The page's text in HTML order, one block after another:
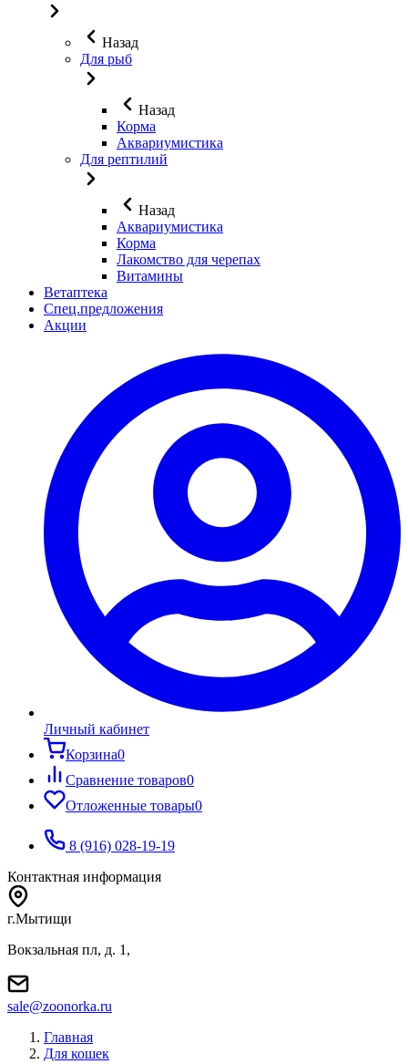
Назад
Для рыб
Назад
Корма
Аквариумистика
Для рептилий
Назад
Аквариумистика
Корма
Лакомство для черепах
Витамины
Ветаптека
Спец.предложения
Акции
Личный кабинет
Корзина0
Сравнение товаров0
Отложенные товары0
8 (916) 028-19-19
Контактная информация
г.Мытищи
Вокзальная пл, д. 1,
sale@zoonorka.ru
Главная
Для кошек